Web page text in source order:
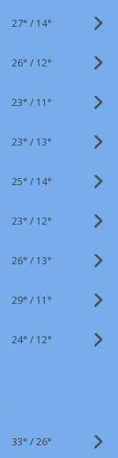
27° / 14°
26° / 12°
23° / 11°
23° / 13°
25° / 14°
23° / 12°
26° / 13°
29° / 11°
24° / 12°
33° /26°